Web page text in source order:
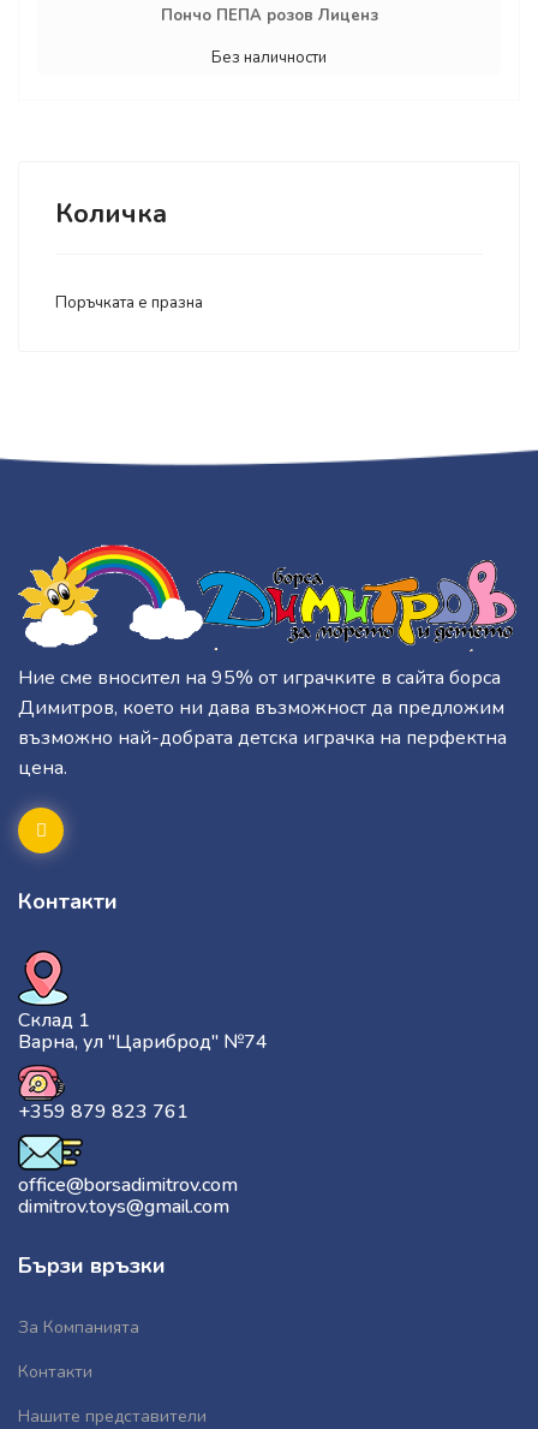
Пончо ПЕПА розов Лиценз
Без наличности
Количка
Поръчката е празна
Ние сме вносител на 95% от играчките в сайта борса
Димитров, което ни дава възможност да предложим
възможно най-добрата детска играчка на перфектна
цена.
Контакти
Склад 1
Варна, ул "Цариброд" №74
+359 879 823 761
office@borsadimitrov.com
dimitrov.toys@gmail.com
Бързи връзки
За Компанията
Контакти
Нашите представители